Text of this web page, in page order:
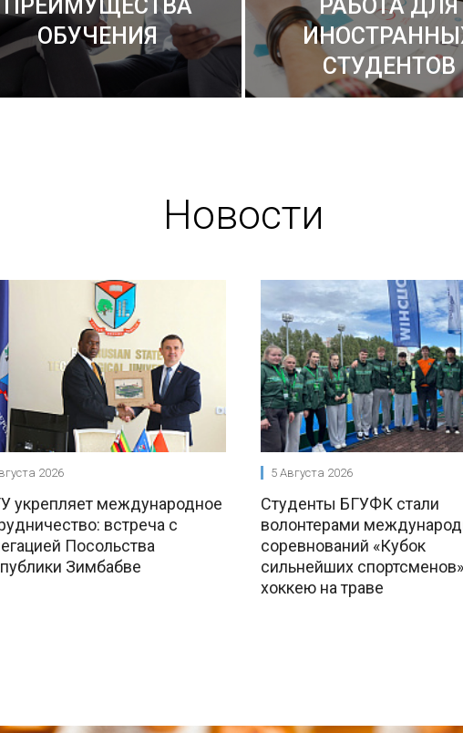
ПРЕИМУЩЕСТВА
ОБУЧЕНИЯ
РАБОТА ДЛЯ
СТУДЕНТОВ
Новости
2026
укрепляет международное
встреча с
Посольства
Зимбабве
5 Августа 2026
Студенты БГУФК стали
волонтерами
соревнований «Кубок
сильнейших
хоккею на траве